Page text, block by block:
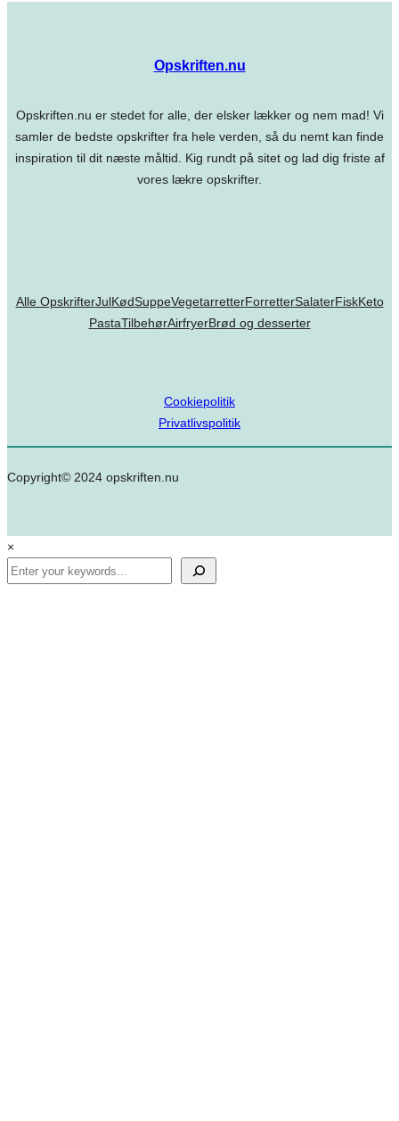
Opskriften.nu
Opskriften.nu er stedet for alle, der elsker lækker og nem mad! Vi
samler de bedste opskrifter fra hele verden, så du nemt kan finde
inspiration til dit næste måltid. Kig rundt på sitet og lad dig friste af
vores lækre opskrifter.
Alle OpskrifterJulKødSuppeVegetarretterForretterSalaterFiskKeto
PastaTilbehørAirfryerBrød og desserter
Cookiepolitik
Privatlivspolitik
Copyright© 2024 opskriften.nu
×
Search